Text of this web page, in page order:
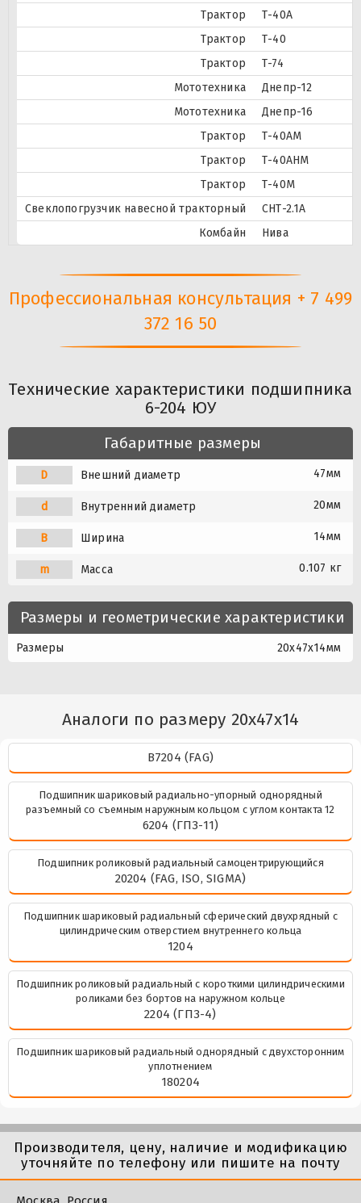
Трактор
Т-40А
Трактор
Т-40
Трактор
Т-74
Мототехника
Днепр-12
Мототехника
Днепр-16
Трактор
Т-40АМ
Трактор
Т-40АНМ
Трактор
Т-40М
Свеклопогрузчик навесной тракторный
СНТ-2.1А
Комбайн
Нива
Профессиональная консультация + 7 499
372 16 50
Технические характеристики подшипника
6-204 ЮУ
Габаритные размеры
D Внешний диаметр 47мм
d Внутренний диаметр 20мм
B Ширина 14мм
m Масса 0.107 кг
Размеры и геометрические характеристики
Размеры 20x47x14мм
Аналоги по размеру 20x47x14
B7204 (FAG)
Подшипник шариковый радиально-упорный однорядный
разъемный со съемным наружным кольцом с углом контакта 12
6204 (ГПЗ-11)
Подшипник роликовый радиальный самоцентрирующийся
20204 (FAG, ISO, SIGMA)
Подшипник шариковый радиальный сферический двухрядный с
цилиндрическим отверстием внутреннего кольца
1204
Подшипник роликовый радиальный с короткими цилиндрическими
роликами без бортов на наружном кольце
2204 (ГПЗ-4)
Подшипник шариковый радиальный однорядный с двухсторонним
уплотнением
180204
Производителя, цену, наличие и модификацию
уточняйте по телефону или пишите на почту